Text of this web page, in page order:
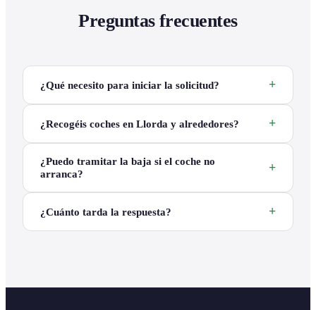
Preguntas frecuentes
¿Qué necesito para iniciar la solicitud?
¿Recogéis coches en Llorda y alrededores?
¿Puedo tramitar la baja si el coche no
arranca?
¿Cuánto tarda la respuesta?